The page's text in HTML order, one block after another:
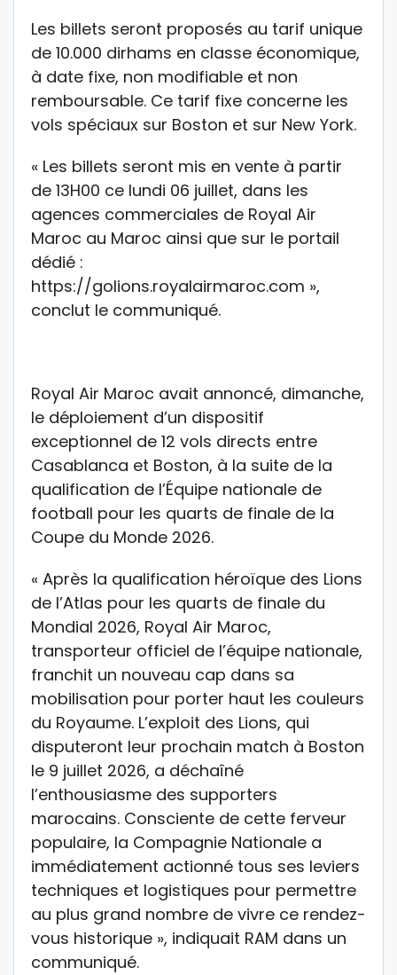
Les billets seront proposés au tarif unique
de 10.000 dirhams en classe économique,
à date fixe, non modifiable et non
remboursable. Ce tarif fixe concerne les
vols spéciaux sur Boston et sur New York.
« Les billets seront mis en vente à partir
de 13H00 ce lundi 06 juillet, dans les
agences commerciales de Royal Air
Maroc au Maroc ainsi que sur le portail
dédié :
https://golions.royalairmaroc.com »,
conclut le communiqué.
Royal Air Maroc avait annoncé, dimanche,
le déploiement d’un dispositif
exceptionnel de 12 vols directs entre
Casablanca et Boston, à la suite de la
qualification de l’Équipe nationale de
football pour les quarts de finale de la
Coupe du Monde 2026.
« Après la qualification héroïque des Lions
de l’Atlas pour les quarts de finale du
Mondial 2026, Royal Air Maroc,
transporteur officiel de l’équipe nationale,
franchit un nouveau cap dans sa
mobilisation pour porter haut les couleurs
du Royaume. L’exploit des Lions, qui
disputeront leur prochain match à Boston
le 9 juillet 2026, a déchaîné
l’enthousiasme des supporters
marocains. Consciente de cette ferveur
populaire, la Compagnie Nationale a
immédiatement actionné tous ses leviers
techniques et logistiques pour permettre
au plus grand nombre de vivre ce rendez-
vous historique », indiquait RAM dans un
communiqué.